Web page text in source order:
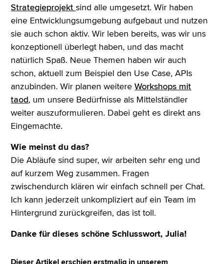
Strategieprojektsind alle umgesetzt. Wir haben
eine Entwicklungsumgebung aufgebaut und nutzen
sie auch schon aktiv. Wir leben bereits, was wir uns
konzeptionell überlegt haben, und das macht
natürlich Spaß. Neue Themen haben wir auch
schon, aktuell zum Beispiel den Use Case, APIs
anzubinden. Wir planen weitereWorkshops mit
taod, um unsere Bedürfnisse als Mittelständler
weiter auszuformulieren. Dabei geht es direkt ans
Eingemachte.
Wie meinst du das?
Die Abläufe sind super, wir arbeiten sehr eng und
auf kurzem Weg zusammen. Fragen
zwischendurch klären wir einfach schnell per Chat.
Ich kann jederzeit unkompliziert auf ein Team im
Hintergrund zurückgreifen, das ist toll.
Danke für dieses schöne Schlusswort, Julia!
Dieser Artikel erschien erstmalig in unserem